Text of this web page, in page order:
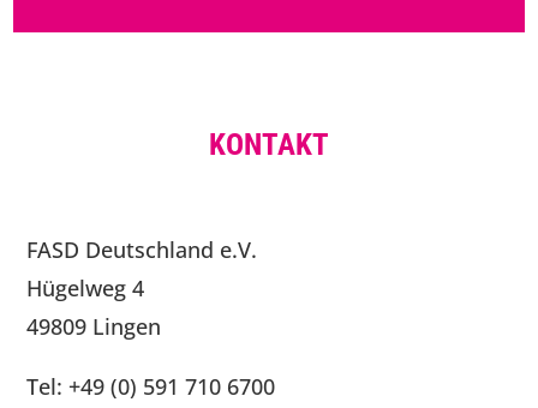
KONTAKT
FASD Deutschland e.V.
Hügelweg 4
49809 Lingen
Tel: +49 (0) 591 710 6700